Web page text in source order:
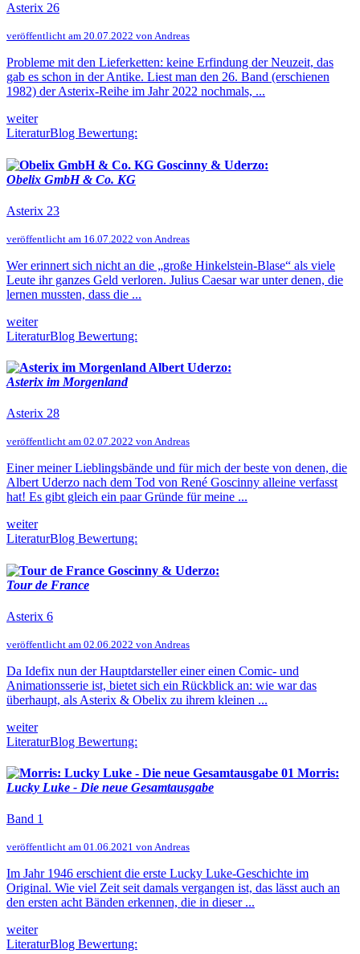
Asterix 26
veröffentlicht am 20.07.2022 von Andreas
Probleme mit den Lieferketten: keine Erfindung der Neuzeit, das
gab es schon in der Antike. Liest man den 26. Band (erschienen
1982) der Asterix-Reihe im Jahr 2022 nochmals, ...
weiter
LiteraturBlog Bewertung:
Goscinny & Uderzo:
Obelix GmbH & Co. KG
Asterix 23
veröffentlicht am 16.07.2022 von Andreas
Wer erinnert sich nicht an die „große Hinkelstein-Blase“ als viele
Leute ihr ganzes Geld verloren. Julius Caesar war unter denen, die
lernen mussten, dass die ...
weiter
LiteraturBlog Bewertung:
Albert Uderzo:
Asterix im Morgenland
Asterix 28
veröffentlicht am 02.07.2022 von Andreas
Einer meiner Lieblingsbände und für mich der beste von denen, die
Albert Uderzo nach dem Tod von René Goscinny alleine verfasst
hat! Es gibt gleich ein paar Gründe für meine ...
weiter
LiteraturBlog Bewertung:
Goscinny & Uderzo:
Tour de France
Asterix 6
veröffentlicht am 02.06.2022 von Andreas
Da Idefix nun der Hauptdarsteller einer einen Comic- und
Animationsserie ist, bietet sich ein Rückblick an: wie war das
überhaupt, als Asterix & Obelix zu ihrem kleinen ...
weiter
LiteraturBlog Bewertung:
Morris:
Lucky Luke - Die neue Gesamtausgabe
Band 1
veröffentlicht am 01.06.2021 von Andreas
Im Jahr 1946 erschient die erste Lucky Luke-Geschichte im
Original. Wie viel Zeit seit damals vergangen ist, das lässt auch an
den ersten acht Bänden erkennen, die in dieser ...
weiter
LiteraturBlog Bewertung: